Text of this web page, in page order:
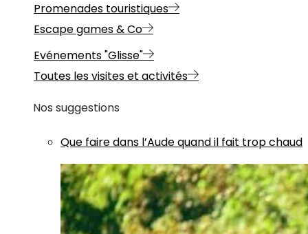
Promenades touristiques
Escape games & Co
Evénements "Glisse"
Toutes les visites et activités
Nos suggestions
Que faire dans l’Aude quand il fait trop chaud